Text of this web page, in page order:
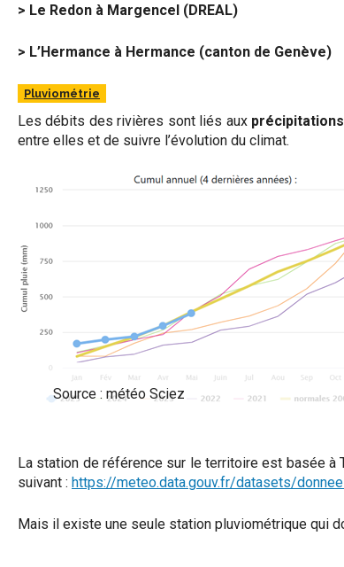
> Le Redon à Margencel (DREAL)
> L’Hermance à Hermance (canton de Genève)
Pluviométrie
Les débits des rivières sont liés aux précipitations
entre elles et de suivre l’évolution du climat.
Source : météo Sciez
La station de référence sur le territoire est basée
suivant : https://meteo.data.gouv.fr/datasets/
Mais il existe une seule station pluviométrique qui